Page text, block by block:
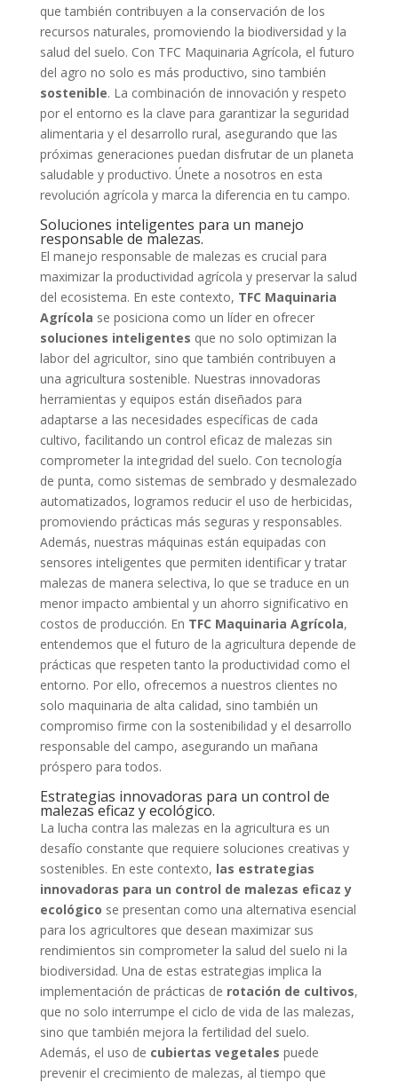
que también contribuyen a la conservación de los
recursos naturales, promoviendo la biodiversidad y la
salud del suelo. Con TFC Maquinaria Agrícola, el futuro
del agro no solo es más productivo, sino también
sostenible. La combinación de innovación y respeto
por el entorno es la clave para garantizar la seguridad
alimentaria y el desarrollo rural, asegurando que las
próximas generaciones puedan disfrutar de un planeta
saludable y productivo. Únete a nosotros en esta
revolución agrícola y marca la diferencia en tu campo.
Soluciones inteligentes para un manejo
responsable de malezas.
El manejo responsable de malezas es crucial para
maximizar la productividad agrícola y preservar la salud
del ecosistema. En este contexto, TFC Maquinaria
Agrícola se posiciona como un líder en ofrecer
soluciones inteligentes que no solo optimizan la
labor del agricultor, sino que también contribuyen a
una agricultura sostenible. Nuestras innovadoras
herramientas y equipos están diseñados para
adaptarse a las necesidades específicas de cada
cultivo, facilitando un control eficaz de malezas sin
comprometer la integridad del suelo. Con tecnología
de punta, como sistemas de sembrado y desmalezado
automatizados, logramos reducir el uso de herbicidas,
promoviendo prácticas más seguras y responsables.
Además, nuestras máquinas están equipadas con
sensores inteligentes que permiten identificar y tratar
malezas de manera selectiva, lo que se traduce en un
menor impacto ambiental y un ahorro significativo en
costos de producción. En TFC Maquinaria Agrícola,
entendemos que el futuro de la agricultura depende de
prácticas que respeten tanto la productividad como el
entorno. Por ello, ofrecemos a nuestros clientes no
solo maquinaria de alta calidad, sino también un
compromiso firme con la sostenibilidad y el desarrollo
responsable del campo, asegurando un mañana
próspero para todos.
Estrategias innovadoras para un control de
malezas eficaz y ecológico.
La lucha contra las malezas en la agricultura es un
desafío constante que requiere soluciones creativas y
sostenibles. En este contexto, las estrategias
innovadoras para un control de malezas eficaz y
ecológico se presentan como una alternativa esencial
para los agricultores que desean maximizar sus
rendimientos sin comprometer la salud del suelo ni la
biodiversidad. Una de estas estrategias implica la
implementación de prácticas de rotación de cultivos,
que no solo interrumpe el ciclo de vida de las malezas,
sino que también mejora la fertilidad del suelo.
Además, el uso de cubiertas vegetales puede
prevenir el crecimiento de malezas, al tiempo que